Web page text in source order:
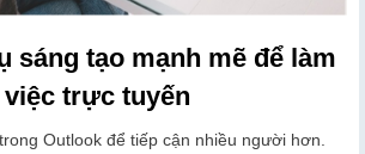
sáng tạo mạnh mẽ để làm
việc trực tuyến
Outlook để tiếp cận nhiều người hơn.